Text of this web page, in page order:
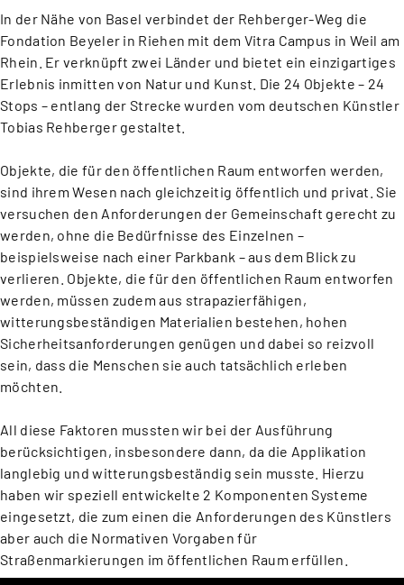
In der Nähe von Basel verbindet der Rehberger-Weg die
Fondation Beyeler in Riehen mit dem Vitra Campus in Weil am
Rhein. Er verknüpft zwei Länder und bietet ein einzigartiges
Erlebnis inmitten von Natur und Kunst. Die 24 Objekte – 24
Stops – entlang der Strecke wurden vom deutschen Künstler
Tobias Rehberger gestaltet.
Objekte, die für den öffentlichen Raum entworfen werden,
sind ihrem Wesen nach gleichzeitig öffentlich und privat. Sie
versuchen den Anforderungen der Gemeinschaft gerecht zu
werden, ohne die Bedürfnisse des Einzelnen –
beispielsweise nach einer Parkbank – aus dem Blick zu
verlieren. Objekte, die für den öffentlichen Raum entworfen
werden, müssen zudem aus strapazierfähigen,
witterungsbeständigen Materialien bestehen, hohen
Sicherheitsanforderungen genügen und dabei so reizvoll
sein, dass die Menschen sie auch tatsächlich erleben
möchten.
All diese Faktoren mussten wir bei der Ausführung
berücksichtigen, insbesondere dann, da die Applikation
langlebig und witterungsbeständig sein musste. Hierzu
haben wir speziell entwickelte 2 Komponenten Systeme
eingesetzt, die zum einen die Anforderungen des Künstlers
aber auch die Normativen Vorgaben für
Straßenmarkierungen im öffentlichen Raum erfüllen.